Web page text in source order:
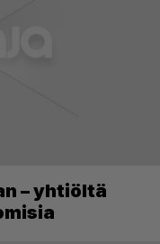
– yhtiöltä